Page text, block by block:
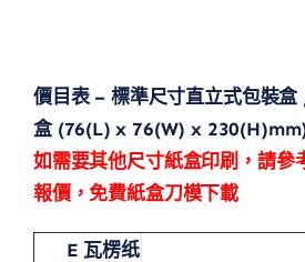
價目表 – 標準尺寸直立式包裝
盒 (76(L) x 76(W) x 230(H)mm
如需要其他尺寸紙盒印刷，請參
報價，免費紙盒刀模下載
E 瓦楞纸